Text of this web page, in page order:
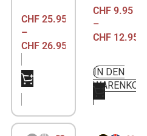
CHF 25.95
–
CHF 26.95
NICHT
VORRÄTIG
CHF 9.95
–
CHF 12.95
IN DEN